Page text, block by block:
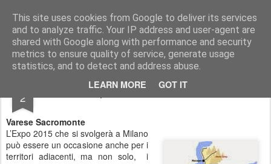
This site uses cookies from Google to deliver its services
and to analyze traffic. Your IP address and user-agent are
shared with Google along with performance and security
metrics to ensure quality of service, generate usage
statistics, and to detect and address abuse.
LEARN MORE GOT IT
EasyHolidays La tua vacanza su misura? Organizzala insieme noi!
Home page Easy Holidays Chi siamo
2 Expo 2015 e siti Unesco
Varese Sacromonte
L’Expo 2015 che si svolgerà a Milano
può essere un occasione anche per i
territori adiacenti, ma non solo, i